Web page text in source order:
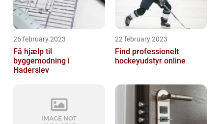
26 february 2023
Få hjælp til
byggemodning i
Haderslev
22 february 2023
Find professionelt
hockeyudstyr online